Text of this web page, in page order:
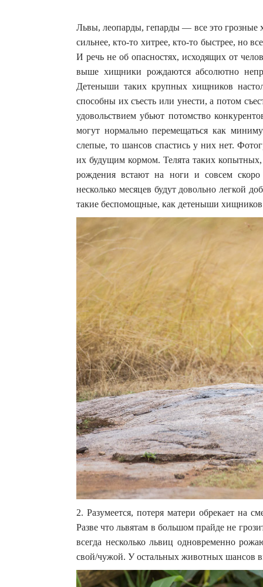
Львы, леопарды, гепарды — все это
сильнее, кто-то хитрее, кто-то быстрее, но
И речь не об опасностях, исходящих от
выше хищники рождаются абсолютно
Детеныши таких крупных хищников
способны их съесть или унести, а потом
удовольствием убьют потомство
могут нормально перемещаться как
слепые, то шансов спастись у них нет.
их будущим кормом. Телята таких
рождения встают на ноги и совсем
несколько месяцев будут довольно легкой
такие беспомощные, как детеныши
2. Разумеется, потеря матери обрекает на
Разве что львятам в большом прайде не
всегда несколько львиц одновременно
свой/чужой. У остальных животных шансов